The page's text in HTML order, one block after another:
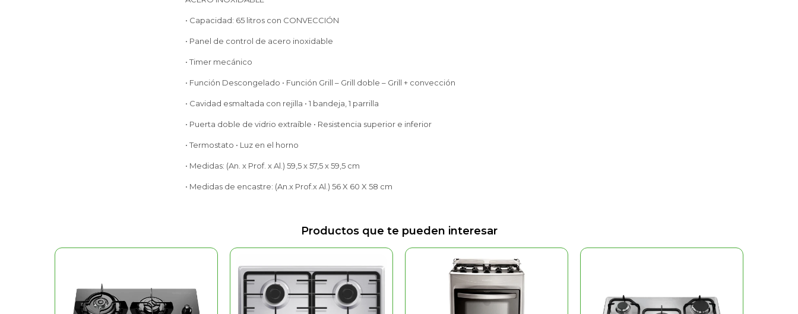
• Capacidad: 65 litros con CONVECCIÓN
• Panel de control de acero inoxidable
• Timer mecánico
• Función Descongelado • Función Grill – Grill doble – Grill + convección
• Cavidad esmaltada con rejilla • 1 bandeja, 1 parrilla
• Puerta doble de vidrio extraíble • Resistencia superior e inferior
• Termostato • Luz en el horno
• Medidas: (An. x Prof. x Al.) 59,5 x 57,5 x 59,5 cm
• Medidas de encastre: (An.x Prof.x Al.) 56 X 60 X 58 cm
Productos que te pueden interesar